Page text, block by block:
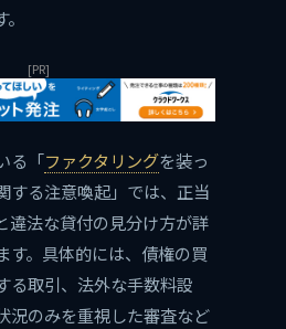
[PR]
る「ファクタリングを装っ
する注意喚起」では、正当
違法な貸付の見分け方が詳
す。具体的には、債権の買
る取引、法外な手数料設
況のみを重視した審査など